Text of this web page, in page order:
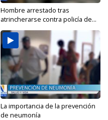
Hombre arrestado tras
atrincherarse contra policía de...
La importancia de la prevención
de neumonía